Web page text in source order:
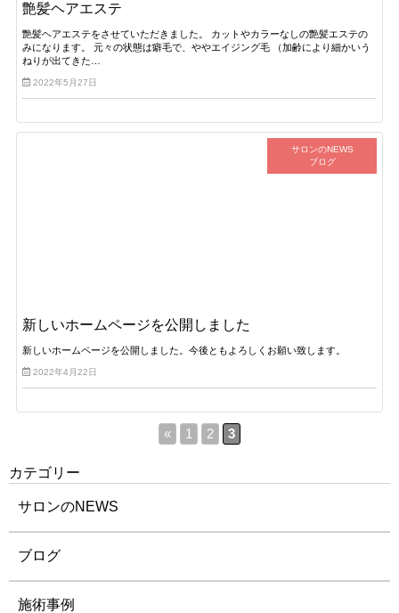
艶髪ヘアエステ
艶髪ヘアエステをさせていただきました。 カットやカラーなしの艶髪エステの
みになります。 元々の状態は癖毛で、ややエイジング毛 （加齢により細かいう
ねりが出てきた…
2022年5月27日
サロンのNEWS
ブログ
新しいホームページを公開しました
新しいホームページを公開しました。今後ともよろしくお願い致します。
2022年4月22日
« 1 2 3
カテゴリー
サロンのNEWS
ブログ
施術事例